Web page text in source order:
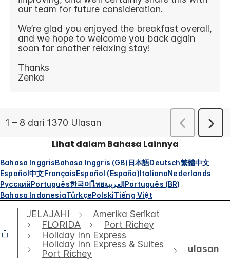
Lihat dalam Bahasa Lainnya
Bahasa InggrisBahasa Inggris (GB)日本語Deutsch繁體中文
Español中文FrançaisEspañol (España)ItalianoNederlands
РусскийPortuguês한국어ไทยالعربيةPortuguês (BR)
Bahasa IndonesiaTürkçePolskiTiếng Việt
JELAJAHI
Amerika Serikat
FLORIDA
Port Richey
Holiday Inn Express
Holiday Inn Express & Suites
Port Richey
ulasan